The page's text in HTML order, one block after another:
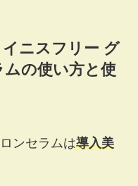
イニスフリー グ
の使い方と使
ンセラムは導入美